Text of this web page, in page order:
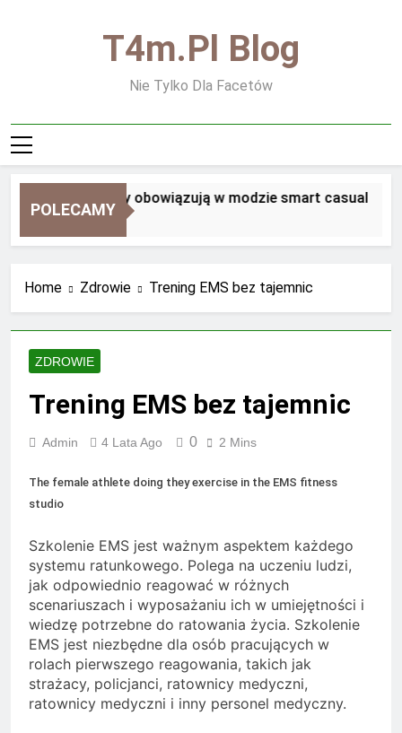
T4m.pl Blog
Nie Tylko Dla Facetów
POLECAMY
Jakie zasady obowiązują w modzie smart casual
Home Zdrowie Trening EMS bez tajemnic
ZDROWIE
Trening EMS bez tajemnic
Admin 4 Lata Ago 0 2 Mins
The female athlete doing they exercise in the EMS fitness
studio
Szkolenie EMS jest ważnym aspektem każdego
systemu ratunkowego. Polega na uczeniu ludzi,
jak odpowiednio reagować w różnych
scenariuszach i wyposażaniu ich w umiejętności i
wiedzę potrzebne do ratowania życia. Szkolenie
EMS jest niezbędne dla osób pracujących w
rolach pierwszego reagowania, takich jak
strażacy, policjanci, ratownicy medyczni,
ratownicy medyczni i inny personel medyczny.